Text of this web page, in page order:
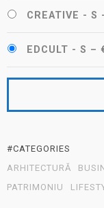
CREATIVE - S
EDCULT - S –
#CATEGORIES
ARHITECTURĂ
PATRIMONIU